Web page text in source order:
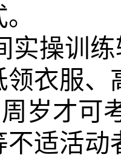
实操训
领衣服、
周岁才可
不适活动